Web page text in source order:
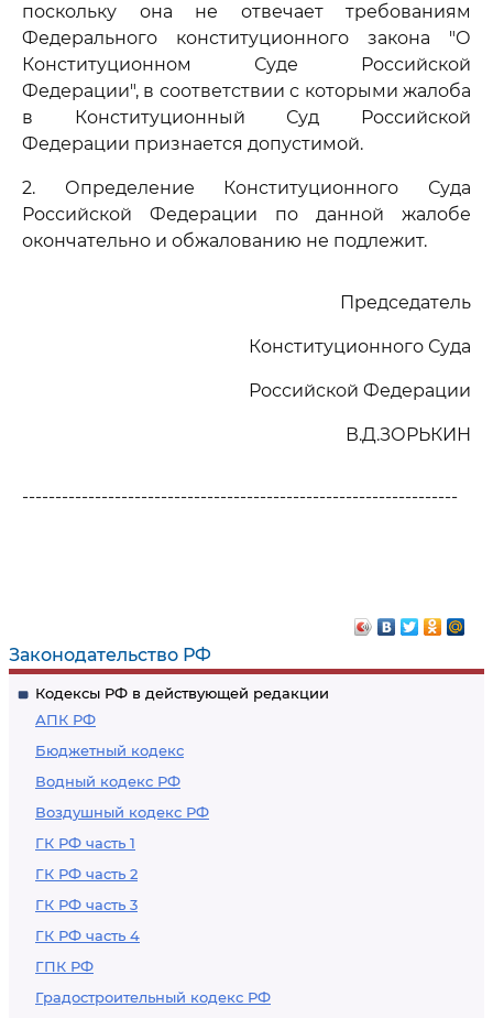
Законодательство РФ
Кодексы РФ в действующей редакции
АПК РФ
Бюджетный кодекс
Водный кодекс РФ
Воздушный кодекс РФ
ГК РФ часть 1
ГК РФ часть 2
ГК РФ часть 3
ГК РФ часть 4
ГПК РФ
Градостроительный кодекс РФ
поскольку она не отвечает требованиям
Федерального конституционного закона "О
Конституционном Суде Российской
Федерации", в соответствии с которыми жалоба
в Конституционный Суд Российской
Федерации признается допустимой.
2. Определение Конституционного Суда
Российской Федерации по данной жалобе
окончательно и обжалованию не подлежит.
Председатель
Конституционного Суда
Российской Федерации
В.Д.ЗОРЬКИН
------------------------------------------------------------------